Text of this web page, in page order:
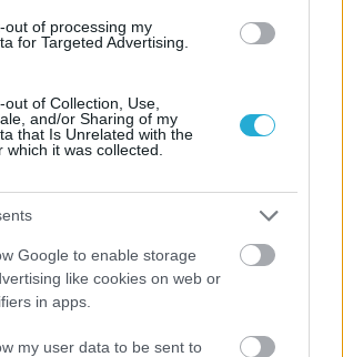
out of processing my
for Targeted Advertising.
of Collection, Use,
and/or Sharing of my
that Is Unrelated with the
which it was collected.
Google to enable storage
like cookies on web or
in apps.
my user data to be sent to